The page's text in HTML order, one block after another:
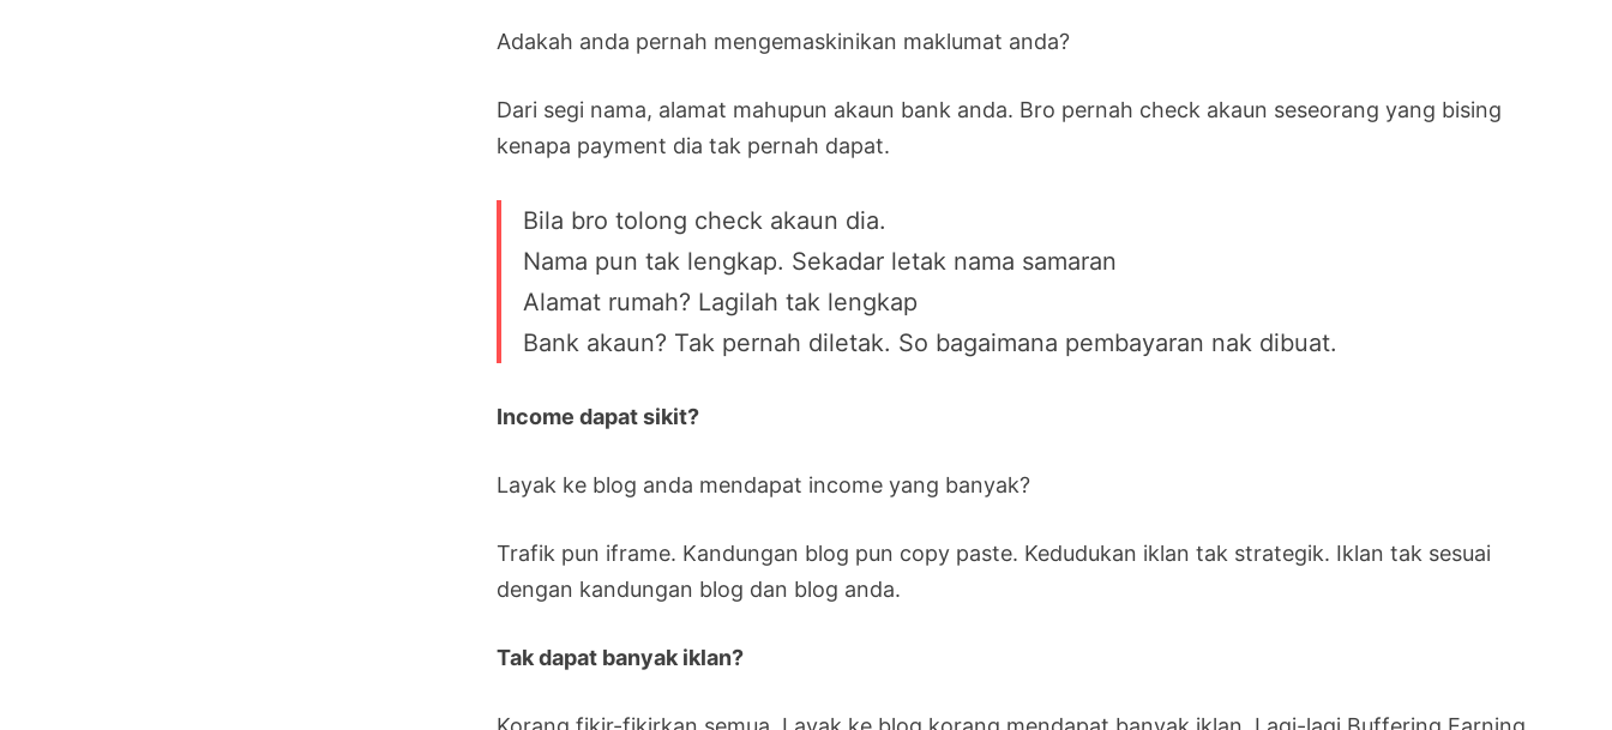
Adakah anda pernah mengemaskinikan maklumat anda?
Dari segi nama, alamat mahupun akaun bank anda. Bro pernah check akaun seseorang yang bising
kenapa payment dia tak pernah dapat.
Bila bro tolong check akaun dia.
Nama pun tak lengkap. Sekadar letak nama samaran
Alamat rumah? Lagilah tak lengkap
Bank akaun? Tak pernah diletak. So bagaimana pembayaran nak dibuat.
Income dapat sikit?
Layak ke blog anda mendapat income yang banyak?
Trafik pun iframe. Kandungan blog pun copy paste. Kedudukan iklan tak strategik. Iklan tak sesuai
dengan kandungan blog dan blog anda.
Tak dapat banyak iklan?